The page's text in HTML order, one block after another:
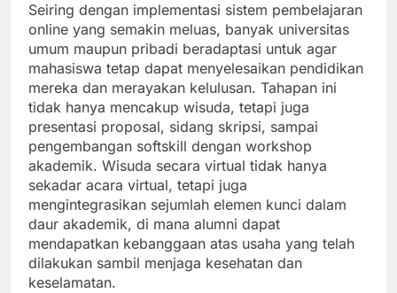
Seiring dengan implementasi sistem pembelajaran
online yang semakin meluas, banyak universitas
umum maupun pribadi beradaptasi untuk agar
mahasiswa tetap dapat menyelesaikan pendidikan
mereka dan merayakan kelulusan. Tahapan ini
tidak hanya mencakup wisuda, tetapi juga
presentasi proposal, sidang skripsi, sampai
pengembangan softskill dengan workshop
akademik. Wisuda secara virtual tidak hanya
sekadar acara virtual, tetapi juga
mengintegrasikan sejumlah elemen kunci dalam
daur akademik, di mana alumni dapat
mendapatkan kebanggaan atas usaha yang telah
dilakukan sambil menjaga kesehatan dan
keselamatan.